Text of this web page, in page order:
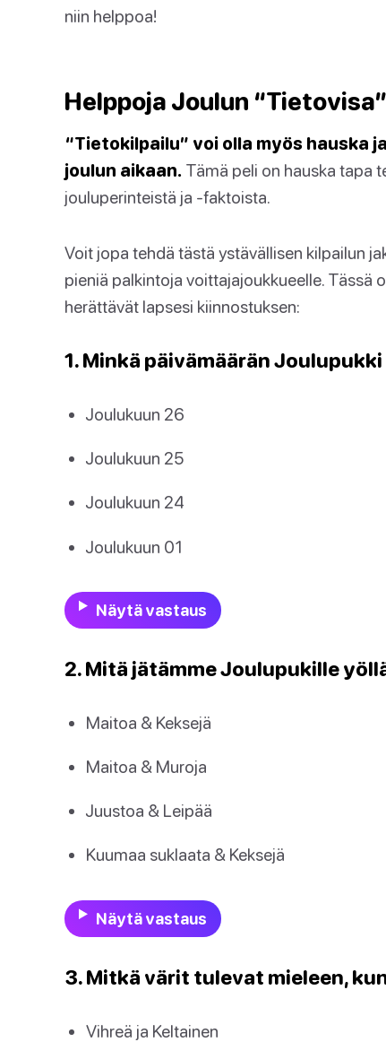
niin helppoa!
Helppoja Joulun
“Tietokilpailu” voi olla myös
joulun aikaan. Tämä peli on hauska tapa
jouluperinteistä ja -faktoista.
Voit jopa tehdä tästä ystävällisen kilpailun
pieniä palkintoja voittajajoukkueelle. Tässä
herättävät lapsesi kiinnostuksen:
1. Minkä päivämäärän
Joulukuun 26
Joulukuun 25
Joulukuun 24
Joulukuun 01
Näytä vastaus
2. Mitä jätämme Joulupukille
Maitoa & Keksejä
Maitoa & Muroja
Juustoa & Leipää
Kuumaa suklaata & Keksejä
Näytä vastaus
3. Mitkä värit tulevat mieleen,
Vihreä ja Keltainen